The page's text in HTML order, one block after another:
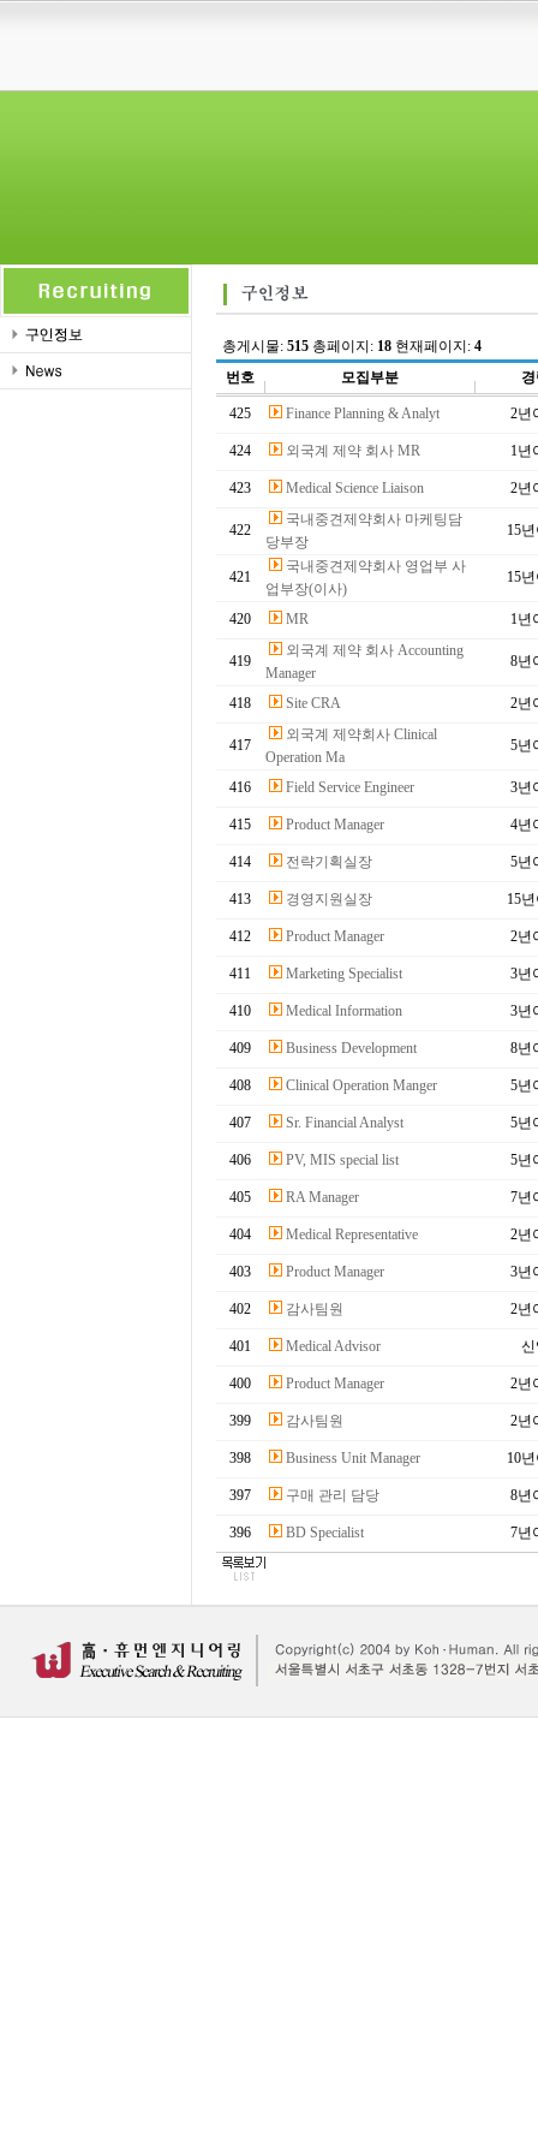
총게시물: 515 총페이지: 18 현재페이지: 4
번호
모집부분
425 Finance Planning & Analyt 2년
424 외국계 제약 회사 MR 1년
423 Medical Science Liaison 2년
422
국내중견제약회사 마케팅담
당부장
15
421
국내중견제약회사 영업부 사
업부장(이사)
15
420 MR 1년
419
외국계 제약 회사 Accounting
Manager
8년
418 Site CRA 2년
417
외국계 제약회사 Clinical
Operation Ma
5년
416 Field Service Engineer 3년
415 Product Manager 4년
414 전략기획실장 5년
413 경영지원실장 15
412 Product Manager 2년
411 Marketing Specialist 3년
410 Medical Information 3년
409 Business Development 8년
408 Clinical Operation Manger 5년
407 Sr. Financial Analyst 5년
406 PV, MIS special list 5년
405 RA Manager 7년
404 Medical Representative 2년
403 Product Manager 3년
402 감사팀원 2년
401 Medical Advisor
400 Product Manager 2년
399 감사팀원 2년
398 Business Unit Manager 10
397 구매 관리 담당 8년
396 BD Specialist 7년